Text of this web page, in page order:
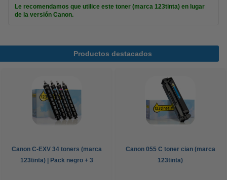
Le recomendamos que utilice este toner (marca 123tinta) en lugar
de la versión Canon.
Productos destacados
Canon C-EXV 34 toners (marca
123tinta) | Pack negro + 3
Canon 055 C toner cian (marca
123tinta)